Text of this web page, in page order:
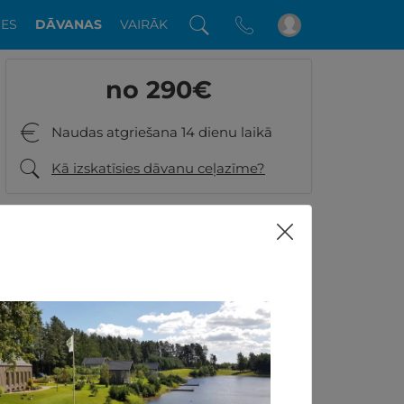
DĀVANAS VAIRĀK
no 290€
Naudas atgriešana 14 dienu laikā
Kā izskatīsies dāvanu ceļazīme?